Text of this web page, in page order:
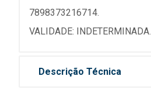
7898373216714.
VALIDADE: INDETERMINADA.
Descrição Técnica